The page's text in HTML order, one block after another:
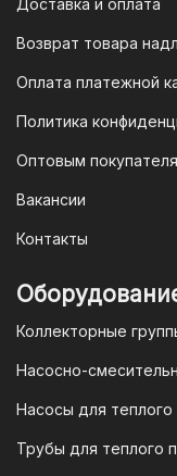
доступен
3. Оплата
— это QR-
заказа мы
удобно и
Для наших
мы
Доставка и оплата
Возврат товара
Оплата платежной
Политика
Оптовым
Вакансии
Контакты
Коллекторные
Насосно-
Насосы для теплого
Трубы для теплого